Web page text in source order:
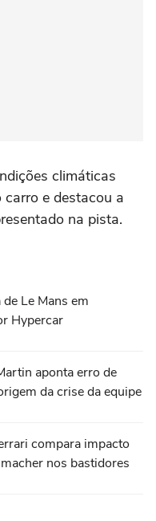
climáticas
e destacou a
na pista.
Le Mans em
Hypercar
aponta erro de
da crise da equipe
compara impacto
nos bastidores